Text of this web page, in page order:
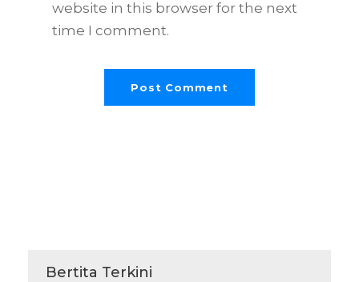
website in this browser for the next
time I comment.
Bertita Terkini